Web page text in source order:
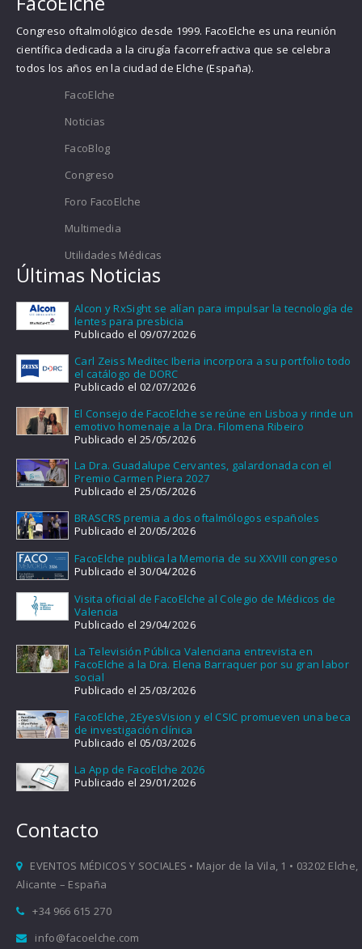
Congreso oftalmológico desde 1999. FacoElche es una reunión
científica dedicada a la cirugía facorrefractiva que se celebra
todos los años en la ciudad de Elche (España).
FacoElche
Noticias
FacoBlog
Congreso
Foro FacoElche
Multimedia
Utilidades Médicas
Últimas Noticias
Alcon y RxSight se alían para impulsar la tecnología de
lentes para presbicia
Publicado el 09/07/2026
Carl Zeiss Meditec Iberia incorpora a su portfolio todo
el catálogo de DORC
Publicado el 02/07/2026
El Consejo de FacoElche se reúne en Lisboa y rinde un
emotivo homenaje a la Dra. Filomena Ribeiro
Publicado el 25/05/2026
La Dra. Guadalupe Cervantes, galardonada con el
Premio Carmen Piera 2027
Publicado el 25/05/2026
BRASCRS premia a dos oftalmólogos españoles
Publicado el 20/05/2026
FacoElche publica la Memoria de su XXVIII congreso
Publicado el 30/04/2026
Visita oficial de FacoElche al Colegio de Médicos de
Valencia
Publicado el 29/04/2026
La Televisión Pública Valenciana entrevista en
FacoElche a la Dra. Elena Barraquer por su gran labor
social
Publicado el 25/03/2026
FacoElche, 2EyesVision y el CSIC promueven una beca
de investigación clínica
Publicado el 05/03/2026
La App de FacoElche 2026
Publicado el 29/01/2026
Contacto
EVENTOS MÉDICOS Y SOCIALES • Major de la Vila, 1 • 03202 Elche,
Alicante – España
+34 966 615 270
info@facoelche.com